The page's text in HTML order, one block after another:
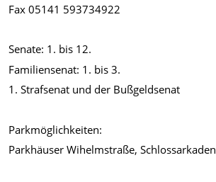
Fax 05141 593734922
Senate: 1. bis 12.
Familiensenat: 1. bis 3.
1. Strafsenat und der Bußgeldsenat
Parkmöglichkeiten:
Parkhäuser Wihelmstraße, Schlossarkaden